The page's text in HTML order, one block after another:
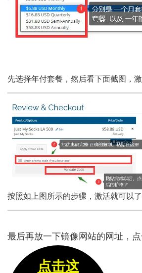
先选择年付套餐，然后看下面截图，
按照如上图所示的步骤，激活就可以了
最后再放一下镜像网站的网址，
点击这